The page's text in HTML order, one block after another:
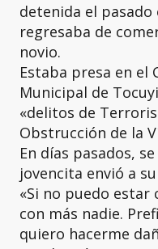
detenida el pasado
regresaba de
novio.
Estaba presa en el
Municipal de
«delitos de
Obstrucción de la
En días pasados,
jovencita envió a
«Si no puedo estar
con más nadie.
quiero hacerme